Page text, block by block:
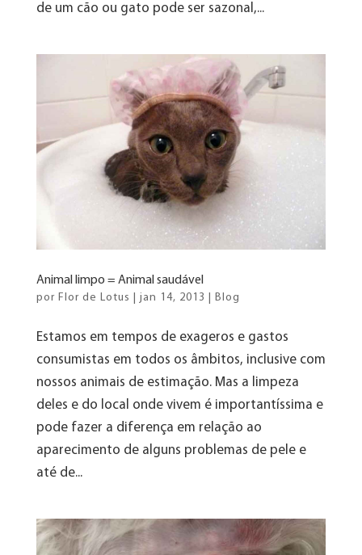
de um cão ou gato pode ser sazonal,...
Animal limpo = Animal saudável
por Flor de Lotus jan 14, 2013 Blog
Estamos em tempos de exageros e gastos
consumistas em todos os âmbitos, inclusive com
nossos animais de estimação. Mas a limpeza
deles e do local onde vivem é importantíssima e
pode fazer a diferença em relação ao
aparecimento de alguns problemas de pele e
até de...